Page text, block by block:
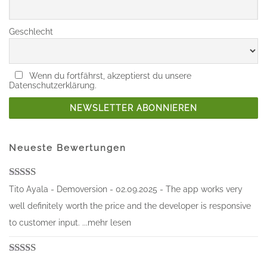
Geschlecht
Wenn du fortfährst, akzeptierst du unsere
Datenschutzerklärung.
Neueste Bewertungen
Bewertet mit
5 von 5
Tito Ayala - Demoversion - 02.09.2025 - The app works very
well definitely worth the price and the developer is responsive
to customer input. ...mehr lesen